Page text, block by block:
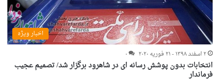
اخبار ویژه
۲ اسفند ۱۳۹۸ - ۲۱ فوریه ۲۰۲۰
۰
انتخابات بدون پوشش رسانه ای در شاهرود برگزار شد/ تصمیم عجیب
فرماندار